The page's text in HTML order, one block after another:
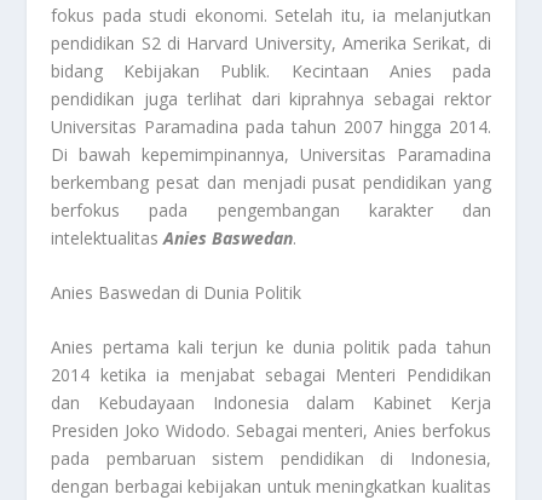
fokus pada studi ekonomi. Setelah itu, ia melanjutkan
pendidikan S2 di Harvard University, Amerika Serikat, di
bidang Kebijakan Publik. Kecintaan Anies pada
pendidikan juga terlihat dari kiprahnya sebagai rektor
Universitas Paramadina pada tahun 2007 hingga 2014.
Di bawah kepemimpinannya, Universitas Paramadina
berkembang pesat dan menjadi pusat pendidikan yang
berfokus pada pengembangan karakter dan
intelektualitas Anies Baswedan.
Anies Baswedan di Dunia Politik
Anies pertama kali terjun ke dunia politik pada tahun
2014 ketika ia menjabat sebagai Menteri Pendidikan
dan Kebudayaan Indonesia dalam Kabinet Kerja
Presiden Joko Widodo. Sebagai menteri, Anies berfokus
pada pembaruan sistem pendidikan di Indonesia,
dengan berbagai kebijakan untuk meningkatkan kualitas